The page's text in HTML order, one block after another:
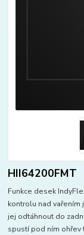
HII64200FMT
Funkce desek
kontrolu nad
jej odtáhnout do
spustí pod ním ohřev